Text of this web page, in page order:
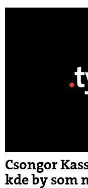
Csongor
kde by som